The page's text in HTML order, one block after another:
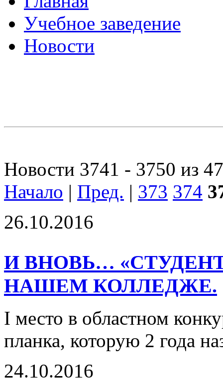
Учебное заведение
Новости
Новости 3741 - 3750 из
Начало | Пред. | 373 374
26.10.2016
И ВНОВЬ…
НАШЕМ КОЛЛЕДЖЕ.
I место в областном
планка, которую 2 года
24.10.2016